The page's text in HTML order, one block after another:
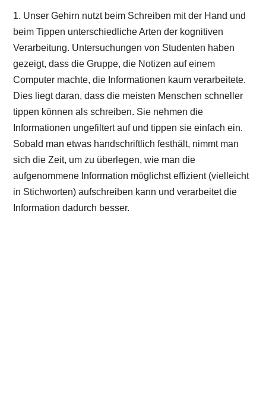
1. Unser Gehirn nutzt beim Schreiben mit der Hand und
beim Tippen unterschiedliche Arten der kognitiven
Verarbeitung. Untersuchungen von Studenten haben
gezeigt, dass die Gruppe, die Notizen auf einem
Computer machte, die Informationen kaum verarbeitete.
Dies liegt daran, dass die meisten Menschen schneller
tippen können als schreiben. Sie nehmen die
Informationen ungefiltert auf und tippen sie einfach ein.
Sobald man etwas handschriftlich festhält, nimmt man
sich die Zeit, um zu überlegen, wie man die
aufgenommene Information möglichst effizient (vielleicht
in Stichworten) aufschreiben kann und verarbeitet die
Information dadurch besser.